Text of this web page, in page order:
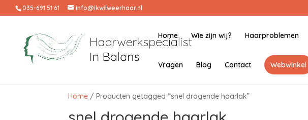
035-691 51 61 info@ikwilweerhaar.nl
Home Wie zijn wij? Haarproblemen
Vragen Blog Contact Webwinkel
Home / Producten getagged “snel drogende haarlak”